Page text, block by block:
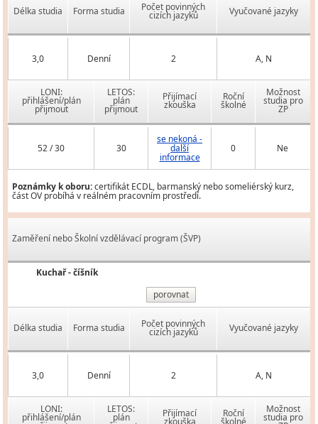
Délka studia Forma studia Počet povinných
cizích jazyků Vyučované jazyky
3,0 Denní 2 A, N
LONI:
přihlášení/plán
přijmout
LETOS:
plán
přijmout
Přijímací
zkouška
Roční
školné
Možnost
studia pro
ZP
52 / 30 30
se nekoná -
další
informace
0 Ne
Poznámky k oboru:certifikát ECDL, barmanský nebo someliérský kurz,
část OV probíhá v reálném pracovním prostředí.
Zaměření nebo Školní vzdělávací program (ŠVP)
Kuchař - číšník
porovnat
Délka studia Forma studia Počet povinných
cizích jazyků Vyučované jazyky
3,0 Denní 2 A, N
LONI:
přihlášení/plán
LETOS:
plán Přijímací Roční Možnost
studia pro